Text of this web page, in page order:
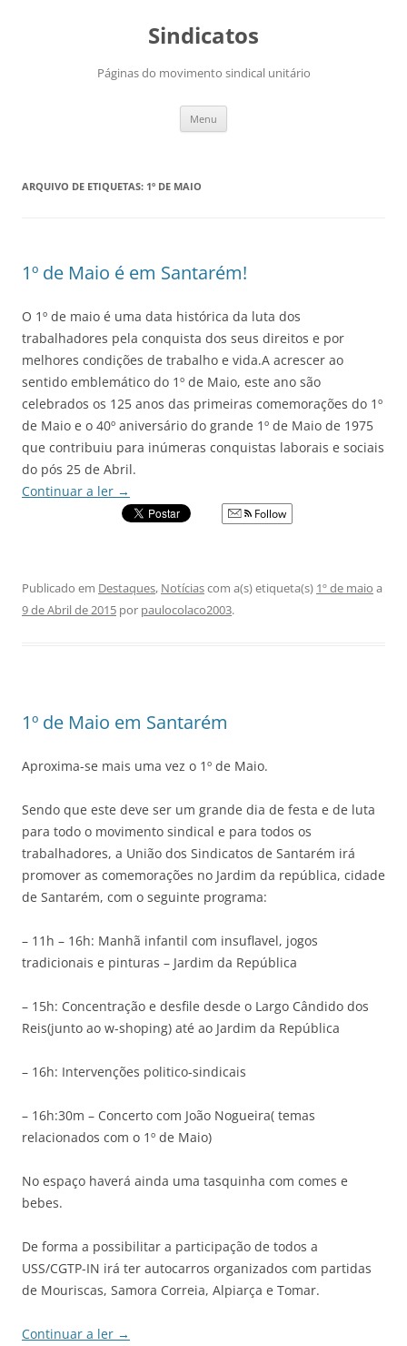
Sindicatos
Páginas do movimento sindical unitário
Menu
ARQUIVO DE ETIQUETAS: 1º DE MAIO
1º de Maio é em Santarém!
O 1º de maio é uma data histórica da luta dos
trabalhadores pela conquista dos seus direitos e por
melhores condições de trabalho e vida.A acrescer ao
sentido emblemático do 1º de Maio, este ano são
celebrados os 125 anos das primeiras comemorações do 1º
de Maio e o 40º aniversário do grande 1º de Maio de 1975
que contribuiu para inúmeras conquistas laborais e sociais
do pós 25 de Abril.
Continuar a ler →
Follow
Publicado em Destaques, Notíciascom a(s) etiqueta(s) 1º de maio a
9 de Abril de 2015 por paulocolaco2003.
1º de Maio em Santarém
Aproxima-se mais uma vez o 1º de Maio.
Sendo que este deve ser um grande dia de festa e de luta
para todo o movimento sindical e para todos os
trabalhadores, a União dos Sindicatos de Santarém irá
promover as comemorações no Jardim da república, cidade
de Santarém, com o seguinte programa:
– 11h – 16h: Manhã infantil com insuflavel, jogos
tradicionais e pinturas – Jardim da República
– 15h: Concentração e desfile desde o Largo Cândido dos
Reis(junto ao w-shoping) até ao Jardim da República
– 16h: Intervenções politico-sindicais
– 16h:30m – Concerto com João Nogueira( temas
relacionados com o 1º de Maio)
No espaço haverá ainda uma tasquinha com comes e
bebes.
De forma a possibilitar a participação de todos a
USS/CGTP-IN irá ter autocarros organizados com partidas
de Mouriscas, Samora Correia, Alpiarça e Tomar.
Continuar a ler →